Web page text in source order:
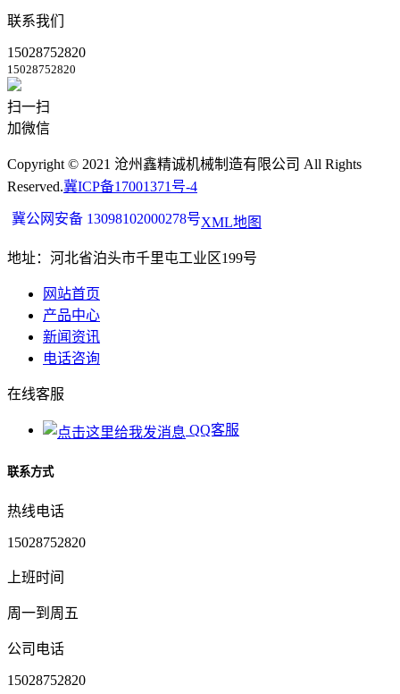
联系我们
15028752820
15028752820
扫一扫
加微信
Copyright © 2021 沧州鑫精诚机械制造有限公司 All Rights
Reserved.冀ICP备17001371号-4
冀公网安备 13098102000278号XML地图
地址：河北省泊头市千里屯工业区199号
网站首页
产品中心
新闻资讯
电话咨询
在线客服
QQ客服
联系方式
热线电话
15028752820
上班时间
周一到周五
公司电话
15028752820